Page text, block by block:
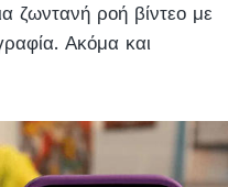
ζωντανή ροή βίντεο με
Ακόμα και